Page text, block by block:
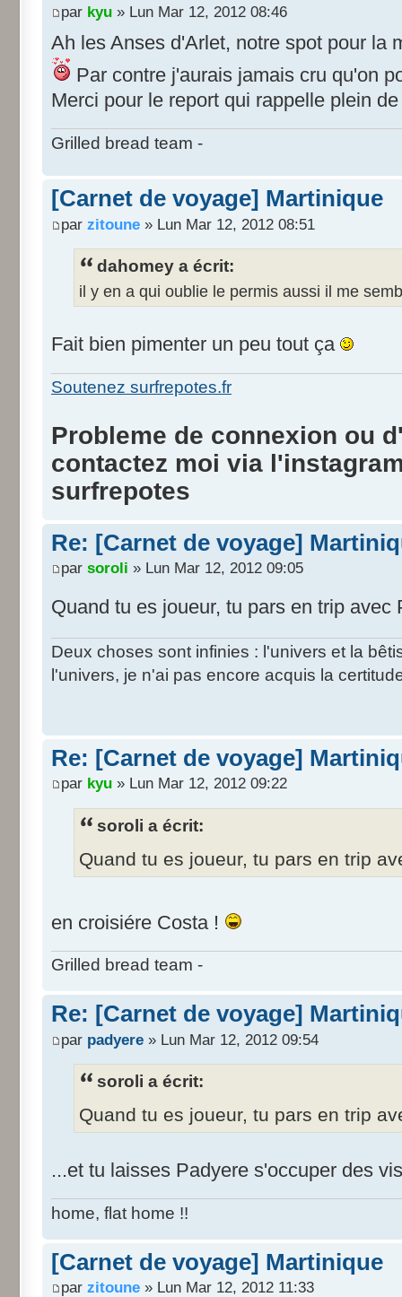
par kyu » Lun Mar 12, 2012 08:46
Ah les Anses d'Arlet, notre spot pour la
Par contre j'aurais jamais cru qu'on
Merci pour le report qui rappelle plein
Grilled bread team -
[Carnet de voyage] Martinique
par zitoune » Lun Mar 12, 2012 08:51
dahomey a écrit:
il y en a qui oublie le permis aussi il me
Fait bien pimenter un peu tout ça
Soutenez surfrepotes.fr
Probleme de connexion ou
contactez moi via
surfrepotes
Re: [Carnet de voyage]
par soroli » Lun Mar 12, 2012 09:05
Quand tu es joueur, tu pars en trip
Deux choses sont infinies : l'univers et la
l'univers, je n'ai pas encore acquis la
Re: [Carnet de voyage]
par kyu » Lun Mar 12, 2012 09:22
soroli a écrit:
Quand tu es joueur, tu pars en trip
en croisiére Costa !
Grilled bread team -
Re: [Carnet de voyage]
par padyere » Lun Mar 12, 2012 09:54
soroli a écrit:
Quand tu es joueur, tu pars en trip
...et tu laisses Padyere s'occuper des
home, flat home !!
[Carnet de voyage] Martinique
par zitoune » Lun Mar 12, 2012 11:33